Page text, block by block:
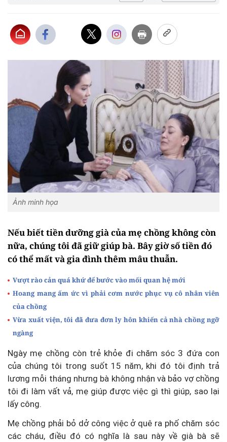
Ảnh minh họa
Nếu biết tiền dưỡng già của mẹ chồng không còn
nữa, chúng tôi đã giữ giúp bà. Bây giờ số tiền đó
có thể mất và gia đình thêm mâu thuẫn.
Vượt rào cản quá khứ để bước vào mối quan hệ mới
Hoang mang ấm ức vì phải cơm nước phục vụ cô nhân viên
của chồng
Vừa xuất viện, tôi đã đưa đơn ly hôn khiến cả nhà chồng ngỡ
ngàng
Ngày mẹ chồng còn trẻ khỏe đi chăm sóc 3 đứa con
của chúng tôi trong suốt 15 năm, khi đó tôi định trả
lương mỗi tháng nhưng bà không nhận và bảo vợ chồng
tôi đi làm vất vả, mẹ giúp được việc gì thì giúp, sao lại
lấy công.
Mẹ chồng phải bỏ dở công việc ở quê ra phố chăm sóc
các cháu, điều đó có nghĩa là sau này về già bà sẽ